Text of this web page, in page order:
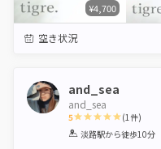
¥4,700
空き状況
and_sea
and_sea
5
1 2 3 4 5
(1件)
淡路駅から徒歩10分